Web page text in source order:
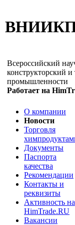
Всероссийский
конструкторский
промышленности
Работает на
О компании
Новости
Торговля
Документы
Паспорта
качества
Рекомендации
Контакты и
реквизиты
Активность на
HimTrade.RU
Вакансии